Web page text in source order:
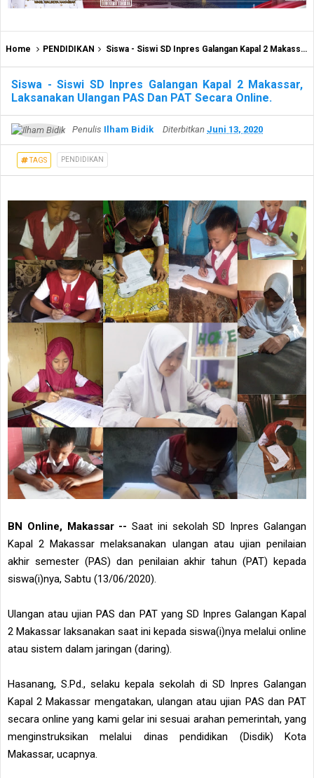
Home PENDIDIKAN Siswa - Siswi SD Inpres Galangan Kapal 2 Makassar, Laksanakan Ulangan PAS Dan PAT Secara Online.
Siswa - Siswi SD Inpres Galangan Kapal 2 Makassar,
Laksanakan Ulangan PAS Dan PAT Secara Online.
Penulis Ilham Bidik Diterbitkan Juni 13, 2020
TAGS PENDIDIKAN
BN Online, Makassar -- Saat ini sekolah SD Inpres Galangan
Kapal 2 Makassar melaksanakan ulangan atau ujian penilaian
akhir semester (PAS) dan penilaian akhir tahun (PAT) kepada
siswa(i)nya, Sabtu (13/06/2020).
Ulangan atau ujian PAS dan PAT yang SD Inpres Galangan Kapal
2 Makassar laksanakan saat ini kepada siswa(i)nya melalui online
atau sistem dalam jaringan (daring).
Hasanang, S.Pd., selaku kepala sekolah di SD Inpres Galangan
Kapal 2 Makassar mengatakan, ulangan atau ujian PAS dan PAT
secara online yang kami gelar ini sesuai arahan pemerintah, yang
menginstruksikan melalui dinas pendidikan (Disdik) Kota
Makassar, ucapnya.